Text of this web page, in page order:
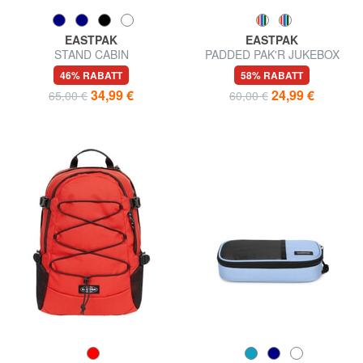
EASTPAK
STAND CABIN
46% RABATT
65,00 € 34,99 €
EASTPAK
PADDED PAK'R JUKEBOX
Rucksack für PC13"
58% RABATT
60,00 € 24,99 €